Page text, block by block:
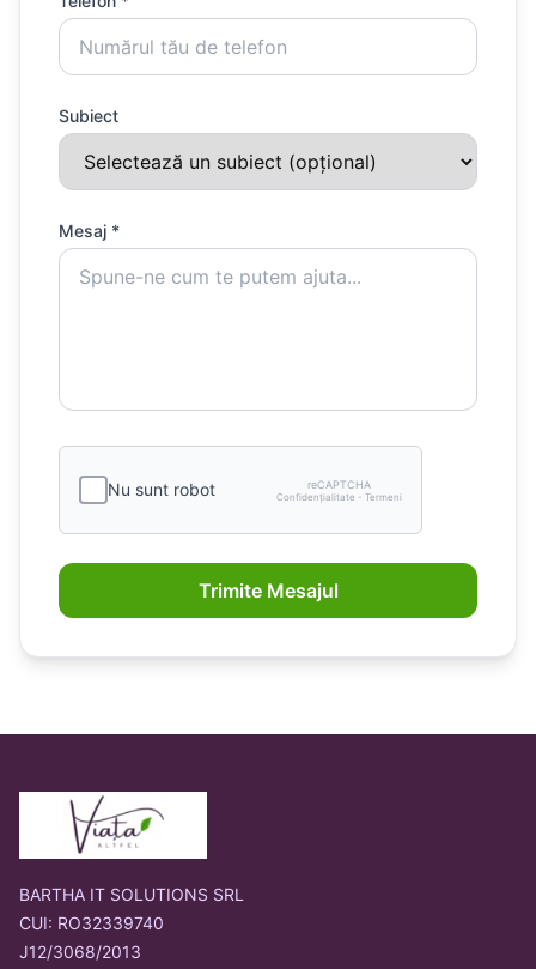
Subiect
Mesaj *
Nu sunt robot reCAPTCHA
Confidențialitate - Termeni
Trimite Mesajul
BARTHA IT SOLUTIONS SRL
CUI: RO32339740
J12/3068/2013